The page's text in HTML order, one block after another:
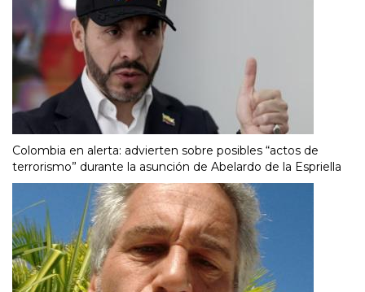
Colombia en alerta: advierten sobre posibles “actos de
terrorismo” durante la asunción de Abelardo de la Espriella